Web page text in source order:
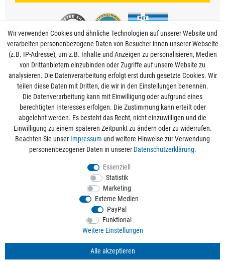
Mein Konto
Informationen
Rechtliche Angaben
Alle Preise sind inkl. der gesetzlichen Mehrwertsteuer und zzgl.
Kostenloser Versand ab 50€ Bestellwert nur innerhalb Deutschlands.
© 2026 aquaristikwelt24. Alle Rechte vorbehalten. Powered by
Kontakt
Wir verwenden Cookies und ähnliche Technologien auf unserer Website und
verarbeiten personenbezogene Daten von Besucher:innen unserer Webseite
(z.B. IP-Adresse), um z.B. Inhalte und Anzeigen zu personalisieren, Medien
von Drittanbietern einzubinden oder Zugriffe auf unsere Website zu
analysieren. Die Datenverarbeitung erfolgt erst durch gesetzte Cookies. Wir
teilen diese Daten mit Dritten, die wir in den Einstellungen benennen.
Die Datenverarbeitung kann mit Einwilligung oder aufgrund eines
berechtigten Interesses erfolgen. Die Zustimmung kann erteilt oder
abgelehnt werden. Es besteht das Recht, nicht einzuwilligen und die
Einwilligung zu einem späteren Zeitpunkt zu ändern oder zu widerrufen.
Beachten Sie unser Impressum und weitere Hinweise zur Verwendung
personenbezogener Daten in unserer Daten­schutz­erklärung.
Essenziell
Statistik
Marketing
Externe Medien
PayPal
Funktional
Weitere Einstellungen
Alle akzeptieren